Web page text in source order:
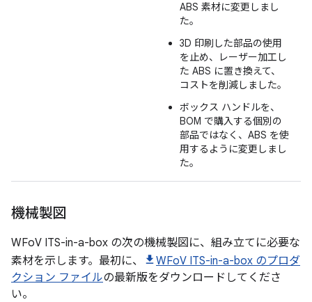
ABS 素材に変更しまし
た。
3D 印刷した部品の使用
を止め、レーザー加工し
た ABS に置き換えて、
コストを削減しました。
ボックス ハンドルを、
BOM で購入する個別の
部品ではなく、ABS を使
用するように変更しまし
た。
機械製図
WFoV ITS-in-a-box の次の機械製図に、組み立てに必要な
素材を示します。最初に、
WFoV ITS-in-a-box のプロダ
クション ファイルの最新版をダウンロードしてくださ
い。